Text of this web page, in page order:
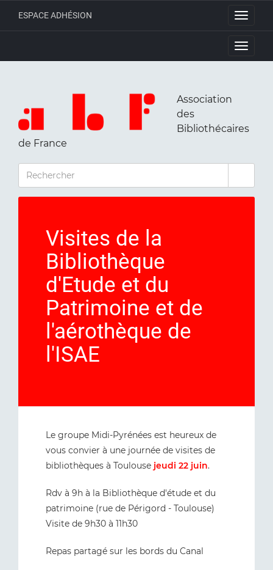
Toggle
ESPACE ADHÉSION
Toggle
Association
des
Bibliothécaires
de France
RECHERCHER
Visites de la
Bibliothèque
d'Etude et du
Patrimoine et de
l'aérothèque de
l'ISAE
Le groupe Midi-Pyrénées est heureux de
vous convier à une journée de visites de
bibliothèques à Toulouse jeudi 22 juin.
Rdv à 9h à la Bibliothèque d'étude et du
patrimoine (rue de Périgord - Toulouse)
Visite de 9h30 à 11h30
Repas partagé sur les bords du Canal